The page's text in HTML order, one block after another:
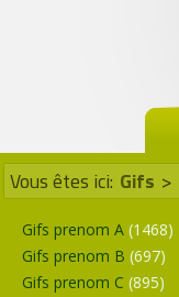
Vous êtes ici: Gifs >
Gifs prenom A (1468)
Gifs prenom B (697)
Gifs prenom C (895)